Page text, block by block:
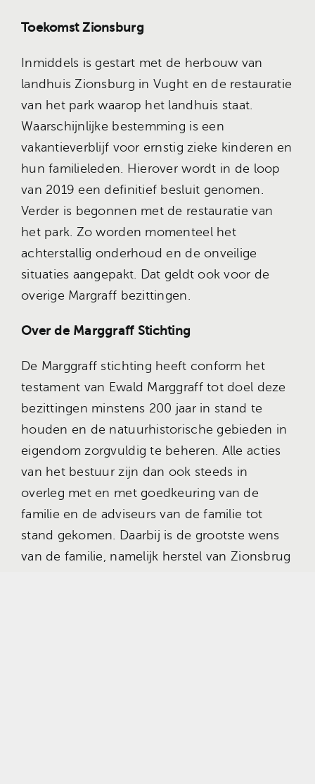
Toekomst Zionsburg
Inmiddels is gestart met de herbouw van
landhuis Zionsburg in Vught en de restauratie
van het park waarop het landhuis staat.
Waarschijnlijke bestemming is een
vakantieverblijf voor ernstig zieke kinderen en
hun familieleden. Hierover wordt in de loop
van 2019 een definitief besluit genomen.
Verder is begonnen met de restauratie van
het park. Zo worden momenteel het
achterstallig onderhoud en de onveilige
situaties aangepakt. Dat geldt ook voor de
overige Margraff bezittingen.
Over de Marggraff Stichting
De Marggraff stichting heeft conform het
testament van Ewald Marggraff tot doel deze
bezittingen minstens 200 jaar in stand te
houden en de natuurhistorische gebieden in
eigendom zorgvuldig te beheren. Alle acties
van het bestuur zijn dan ook steeds in
overleg met en met goedkeuring van de
familie en de adviseurs van de familie tot
stand gekomen. Daarbij is de grootste wens
van de familie, namelijk herstel van Zionsbrug